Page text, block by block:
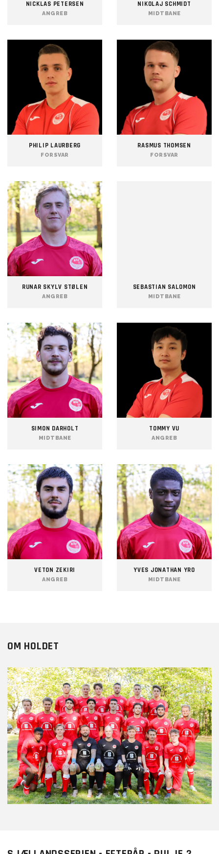
NICKLAS PETERSEN
ANGREB
NIKOLAJ SCHMIDT
MIDTBANE
PHILIP LAURBERG
FORSVAR
RASMUS THOMSEN
FORSVAR
RUNAR SKYLV STØLEN
ANGREB
SEBASTIAN SALOMON
MIDTBANE
SIMON DARHOLT
MIDTBANE
TOMMY VU
ANGREB
VETON ZEKIRI
ANGREB
YVES JONATHAN YRO
MIDTBANE
OM HOLDET